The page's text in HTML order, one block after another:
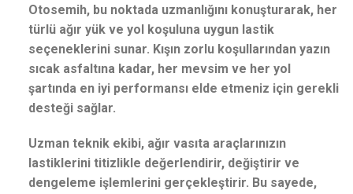
Otosemih, bu noktada uzmanlığını konuşturarak, her
türlü ağır yük ve yol koşuluna uygun lastik
seçeneklerini sunar. Kışın zorlu koşullarından yazın
sıcak asfaltına kadar, her mevsim ve her yol
şartında en iyi performansı elde etmeniz için gerekli
desteği sağlar.
Uzman teknik ekibi, ağır vasıta araçlarınızın
lastiklerini titizlikle değerlendirir, değiştirir ve
dengeleme işlemlerini gerçekleştirir. Bu sayede,